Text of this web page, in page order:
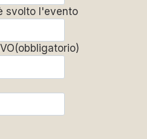
svolto l'evento
(obbligatorio)